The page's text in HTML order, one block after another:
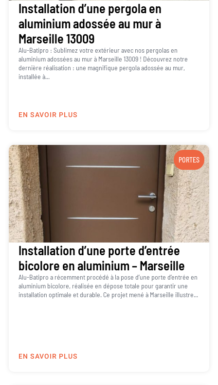
Installation d’une pergola en
aluminium adossée au mur à
Marseille 13009
Alu-Batipro : Sublimez votre extérieur avec nos pergolas en
aluminium adossées au mur à Marseille 13009 ! Découvrez notre
dernière réalisation : une magnifique pergola adossée au mur,
installée à...
EN SAVOIR PLUS
PORTES
Installation d’une porte d’entrée
bicolore en aluminium – Marseille
Alu-Batipro a récemment procédé à la pose d’une porte d’entrée en
aluminium bicolore, réalisée en dépose totale pour garantir une
installation optimale et durable. Ce projet mené à Marseille illustre...
EN SAVOIR PLUS